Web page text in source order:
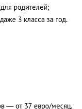
родителей;
3 класса за год.
— от 37 евро/месяц.